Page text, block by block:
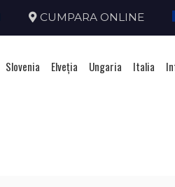
CUMPARA ONLINE
Slovenia Elveţia Ungaria Italia